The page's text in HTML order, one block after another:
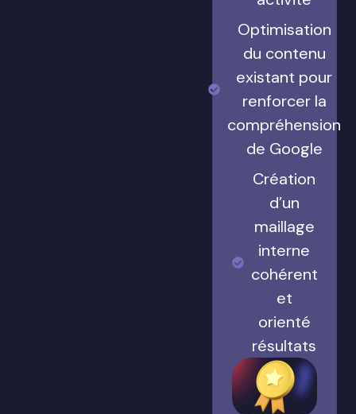
Optimisation
du contenu
existant pour
renforcer la
compréhension
de Google
Création
d’un
maillage
interne
cohérent
et
orienté
résultats